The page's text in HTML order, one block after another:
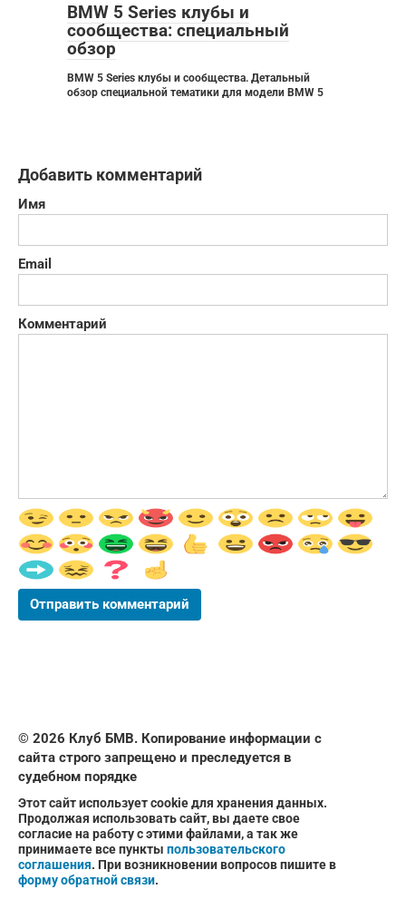
BMW 5 Series клубы и
сообщества: специальный
обзор
BMW 5 Series клубы и сообщества. Детальный
обзор специальной тематики для модели BMW 5
Добавить комментарий
Имя
Email
Комментарий
© 2026 Клуб БМВ. Копирование информации с
сайта строго запрещено и преследуется в
судебном порядке
Этот сайт используетcookieдля хранения данных.
Продолжая использовать сайт, вы даете свое
согласие на работу с этими файлами, а так же
принимаете все пункты пользовательского
соглашения. При возникновении вопросов пишите в
форму обратной связи.